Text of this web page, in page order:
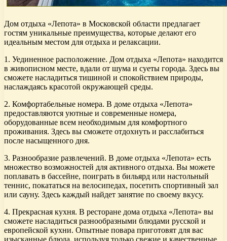
Дом отдыха «Лепота» в Московской области предлагает
гостям уникальные преимущества, которые делают его
идеальным местом для отдыха и релаксации.
1. Уединенное расположение. Дом отдыха «Лепота» находится
в живописном месте, вдали от шума и суеты города. Здесь вы
сможете насладиться тишиной и спокойствием природы,
наслаждаясь красотой окружающей среды.
2. Комфортабельные номера. В доме отдыха «Лепота»
предоставляются уютные и современные номера,
оборудованные всем необходимым для комфортного
проживания. Здесь вы сможете отдохнуть и расслабиться
после насыщенного дня.
3. Разнообразие развлечений. В доме отдыха «Лепота» есть
множество возможностей для активного отдыха. Вы можете
поплавать в бассейне, поиграть в бильярд или настольный
теннис, покататься на велосипедах, посетить спортивный зал
или сауну. Здесь каждый найдет занятие по своему вкусу.
4. Прекрасная кухня. В ресторане дома отдыха «Лепота» вы
сможете насладиться разнообразными блюдами русской и
европейской кухни. Опытные повара приготовят для вас
изысканные блюда, используя только свежие и качественные